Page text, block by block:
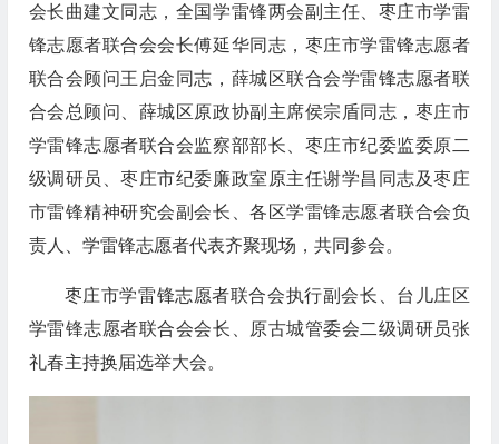
会长曲建文同志，全国学雷锋两会副主任、枣庄市学雷
锋志愿者联合会会长傅延华同志，枣庄市学雷锋志愿者
联合会顾问王启金同志，薛城区联合会学雷锋志愿者联
合会总顾问、薛城区原政协副主席侯宗盾同志，枣庄市
学雷锋志愿者联合会监察部部长、枣庄市纪委监委原二
级调研员、枣庄市纪委廉政室原主任谢学昌同志及枣庄
市雷锋精神研究会副会长、各区学雷锋志愿者联合会负
责人、学雷锋志愿者代表齐聚现场，共同参会。
枣庄市学雷锋志愿者联合会执行副会长、台儿庄区
学雷锋志愿者联合会会长、原古城管委会二级调研员张
礼春主持换届选举大会。